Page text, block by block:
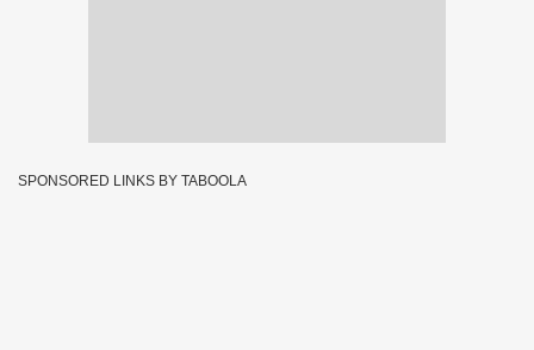
SPONSORED LINKS BY TABOOLA